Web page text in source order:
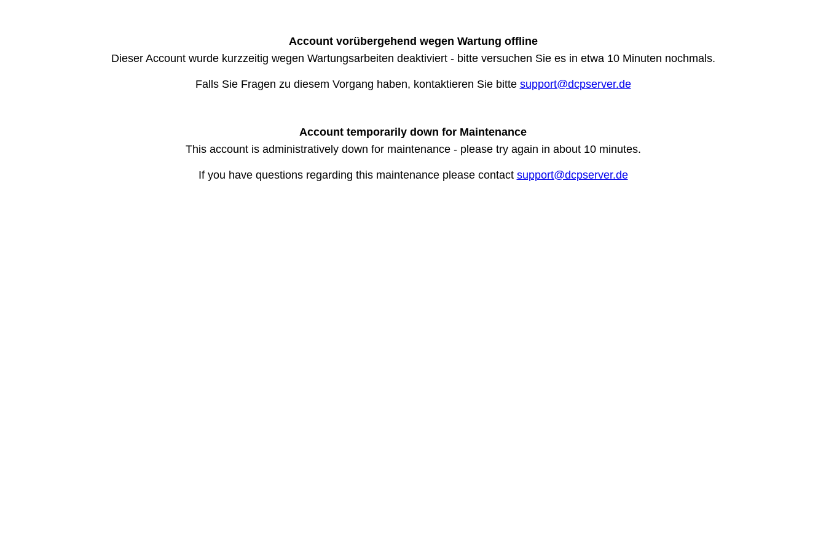
Account vorübergehend wegen Wartung offline
Dieser Account wurde kurzzeitig wegen Wartungsarbeiten deaktiviert - bitte versuchen Sie es in etwa 10 Minuten nochmals.
Falls Sie Fragen zu diesem Vorgang haben, kontaktieren Sie bitte support@dcpserver.de
Account temporarily down for Maintenance
This account is administratively down for maintenance - please try again in about 10 minutes.
If you have questions regarding this maintenance please contact support@dcpserver.de